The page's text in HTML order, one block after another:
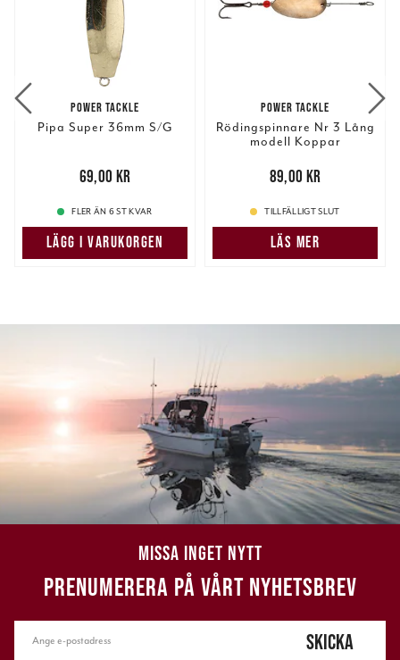
POWER TACKLE
Pipa Super 36mm S/G
69,00 kr
69,00 kr
FLER ÄN 6 ST KVAR
LÄGG I VARUKORGEN
POWER TACKLE
Rödingspinnare Nr 3 Lång
modell Koppar
89,00 kr
89,00 kr
TILLFÄLLIGT SLUT
LÄS MER
MISSA INGET NYTT
PRENUMERERA PÅ VÅRT NYHETSBREV
SKICKA